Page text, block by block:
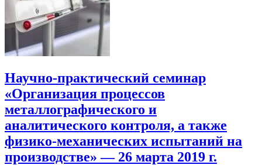
Научно-практический семинар
«Организация процессов
металлографического и
аналитического контроля, а также
физико-механических испытаний на
производстве» — 26 марта 2019 г.